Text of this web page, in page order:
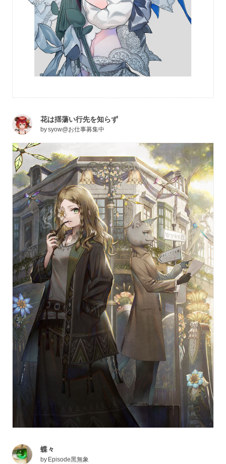
花は揺蕩い行先を知らず
bysyow@お仕事募集中
蝶々
by Episode黑無象